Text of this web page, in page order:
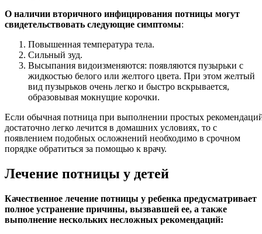
О наличии вторичного инфицирования потницы могут
свидетельствовать следующие симптомы:
Повышенная температура тела.
Сильный зуд.
Высыпания видоизменяются: появляются пузырьки с
жидкостью белого или желтого цвета. При этом желтый
вид пузырьков очень легко и быстро вскрывается,
образовывая мокнущие корочки.
Если обычная потница при выполнении простых
достаточно легко лечится в домашних условиях, то с
появлением подобных осложнений необходимо в срочном
порядке обратиться за помощью к врачу.
Лечение потницы у детей
Качественное лечение потницы у ребенка предусматривает
полное устранение причины, вызвавшей ее, а также
выполнение нескольких несложных рекомендаций: